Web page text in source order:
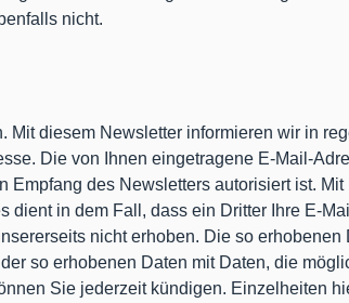
nicht.
diesem Newsletter informieren wir in
Die von Ihnen eingetragene E-Mail-
des Newsletters autorisiert ist.
in dem Fall, dass ein Dritter Ihre E-
nicht erhoben. Die so
so erhobenen Daten mit Daten, die
Sie jederzeit kündigen. Einzelheiten